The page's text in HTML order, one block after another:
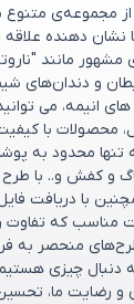
مجموعه‌ی متنوع
نشان دهنده
مانند
و دندان‌های
انیمه، می
محصولات با
محدود به
و کفش و.. با طرح
با دریافت
مناسب که تفاوت
منحصر به‌
به دنبال چیزی
شده است.منبع اصلی